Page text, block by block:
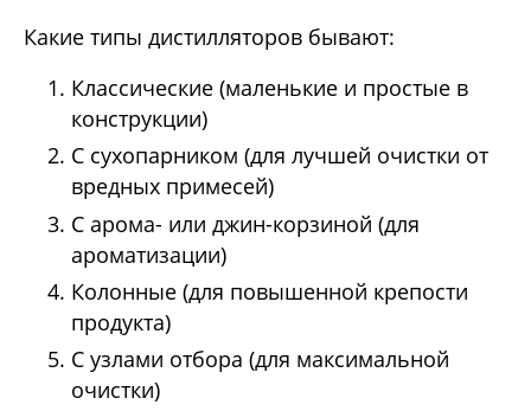
Какие типы дистилляторов бывают:
Классические (маленькие и простые в
конструкции)
С сухопарником (для лучшей очистки от
вредных примесей)
С арома- или джин-корзиной (для
ароматизации)
Колонные (для повышенной крепости
продукта)
С узлами отбора (для максимальной
очистки)